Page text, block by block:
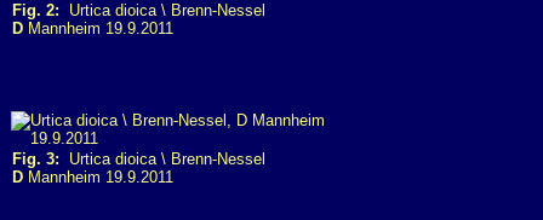
Fig. 2: Urtica dioica \ Brenn-Nessel
D Mannheim 19.9.2011
Fig. 3: Urtica dioica \ Brenn-Nessel
D Mannheim 19.9.2011